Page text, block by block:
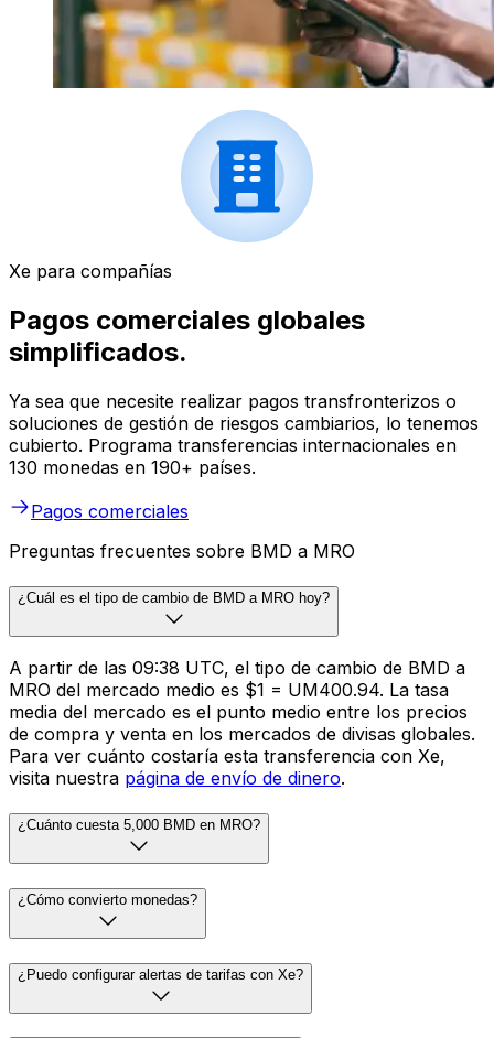
Xe para compañías
Pagos comerciales globales
simplificados.
Ya sea que necesite realizar pagos transfronterizos o
soluciones de gestión de riesgos cambiarios, lo tenemos
cubierto. Programa transferencias internacionales en
130 monedas en 190+ países.
Pagos comerciales
Preguntas frecuentes sobre BMD a MRO
¿Cuál es el tipo de cambio de BMD a MRO hoy?
A partir de las 09:38 UTC, el tipo de cambio de BMD a
MRO del mercado medio es $1 = UM400.94. La tasa
media del mercado es el punto medio entre los precios
de compra y venta en los mercados de divisas globales.
Para ver cuánto costaría esta transferencia con Xe,
visita nuestra página de envío de dinero.
¿Cuánto cuesta 5,000 BMD en MRO?
¿Cómo convierto monedas?
¿Puedo configurar alertas de tarifas con Xe?